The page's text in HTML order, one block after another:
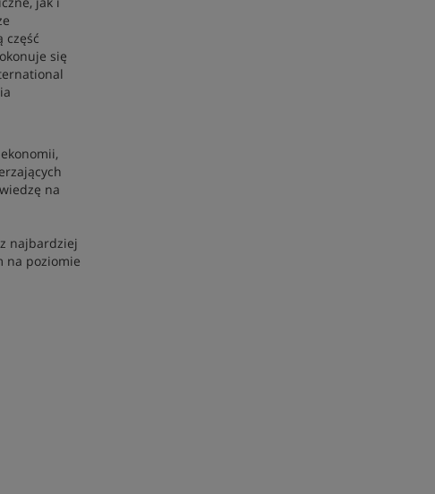
część
się
na
najbardziej
na poziomie